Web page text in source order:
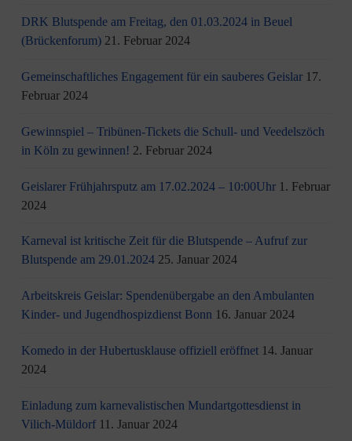
DRK Blutspende am Freitag, den 01.03.2024 in Beuel
(Brückenforum) 21. Februar 2024
Gemeinschaftliches Engagement für ein sauberes Geislar 17.
Februar 2024
Gewinnspiel – Tribünen-Tickets die Schull- und Veedelszöch
in Köln zu gewinnen! 2. Februar 2024
Geislarer Frühjahrsputz am 17.02.2024 – 10:00Uhr 1. Februar
2024
Karneval ist kritische Zeit für die Blutspende – Aufruf zur
Blutspende am 29.01.2024 25. Januar 2024
Arbeitskreis Geislar: Spendenübergabe an den Ambulanten
Kinder- und Jugendhospizdienst Bonn 16. Januar 2024
Komedo in der Hubertusklause offiziell eröffnet 14. Januar
2024
Einladung zum karnevalistischen Mundartgottesdienst in
Vilich-Müldorf 11. Januar 2024